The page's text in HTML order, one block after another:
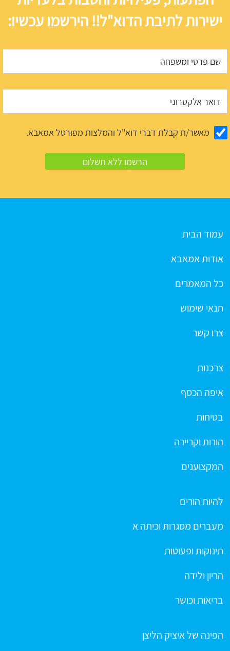
ישירות לתיבת הדוא"ל!! הירשמו עכשיו:
מאשר/ת קבלת דברי דוא"ל והמלצות מפורטל אמאבא.
עמוד הבית
אודות אמאבא
כל המאמרים
תנאי שימוש
צרו קשר
צרכנות
איפה הכסף
בטיחות
הורות וקריירה
המקצוענים
להיות הורים
מעברים מסגרות וכיתה א
תינוקות ופעוטות
הריון ולידה
בריאות וכושר
הפינה של איציק הליצן